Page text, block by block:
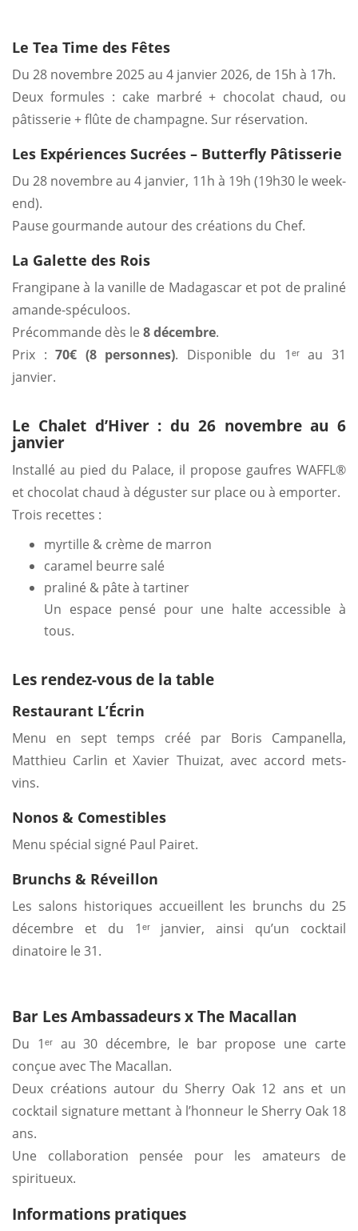
Le Tea Time des Fêtes
Du 28 novembre 2025 au 4 janvier 2026, de 15h à 17h.
Deux formules : cake marbré + chocolat chaud, ou
pâtisserie + flûte de champagne. Sur réservation.
Les Expériences Sucrées – Butterfly Pâtisserie
Du 28 novembre au 4 janvier, 11h à 19h (19h30 le week-
end).
Pause gourmande autour des créations du Chef.
La Galette des Rois
Frangipane à la vanille de Madagascar et pot de praliné
amande-spéculoos.
Précommande dès le 8 décembre.
Prix :70€ (8 personnes). Disponible du 1ᵉʳ au 31
janvier.
Le Chalet d’Hiver : du 26 novembre au 6
janvier
Installé au pied du Palace, il propose gaufres WAFFL®
et chocolat chaud à déguster sur place ou à emporter.
Trois recettes :
myrtille & crème de marron
caramel beurre salé
praliné & pâte à tartiner
Un espace pensé pour une halte accessible à
tous.
Les rendez-vous de la table
Restaurant L’Écrin
Menu en sept temps créé par Boris Campanella,
Matthieu Carlin et Xavier Thuizat, avec accord mets-
vins.
Nonos & Comestibles
Menu spécial signé Paul Pairet.
Brunchs & Réveillon
Les salons historiques accueillent les brunchs du 25
décembre et du 1ᵉʳ janvier, ainsi qu’un cocktail
dinatoire le 31.
Bar Les Ambassadeurs x The Macallan
Du 1ᵉʳ au 30 décembre, le bar propose une carte
conçue avec The Macallan.
Deux créations autour du Sherry Oak 12 ans et un
cocktail signature mettant à l’honneur le Sherry Oak 18
ans.
Une collaboration pensée pour les amateurs de
spiritueux.
Informations pratiques